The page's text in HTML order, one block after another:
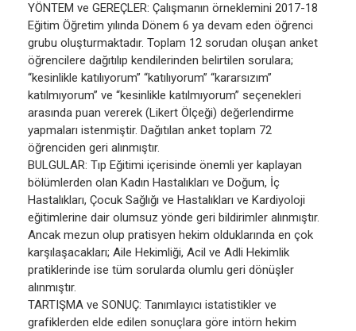
YÖNTEM ve GEREÇLER: Çalışmanın örneklemini 2017-18
Eğitim Öğretim yılında Dönem 6 ya devam eden öğrenci
grubu oluşturmaktadır. Toplam 12 sorudan oluşan anket
öğrencilere dağıtılıp kendilerinden belirtilen sorulara;
“kesinlikle katılıyorum” “katılıyorum” “kararsızım”
katılmıyorum” ve “kesinlikle katılmıyorum” seçenekleri
arasında puan vererek (Likert Ölçeği) değerlendirme
yapmaları istenmiştir. Dağıtılan anket toplam 72
öğrenciden geri alınmıştır.
BULGULAR: Tıp Eğitimi içerisinde önemli yer kaplayan
bölümlerden olan Kadın Hastalıkları ve Doğum, İç
Hastalıkları, Çocuk Sağlığı ve Hastalıkları ve Kardiyoloji
eğitimlerine dair olumsuz yönde geri bildirimler alınmıştır.
Ancak mezun olup pratisyen hekim olduklarında en çok
karşılaşacakları; Aile Hekimliği, Acil ve Adli Hekimlik
pratiklerinde ise tüm sorularda olumlu geri dönüşler
alınmıştır.
TARTIŞMA ve SONUÇ: Tanımlayıcı istatistikler ve
grafiklerden elde edilen sonuçlara göre intörn hekim